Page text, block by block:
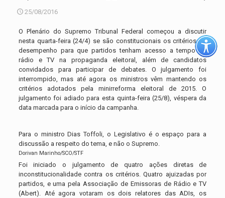
25/08/2016
O Plenário do Supremo Tribunal Federal começou a discutir
nesta quarta-feira (24/4) se são constitucionais os critérios de
desempenho para que partidos tenham acesso a tempo de
rádio e TV na propaganda eleitoral, além de candidatos
convidados para participar de debates. O julgamento foi
interrompido, mas até agora os ministros vêm mantendo os
critérios adotados pela minirreforma eleitoral de 2015. O
julgamento foi adiado para esta quinta-feira (25/8), véspera da
data marcada para o início da campanha.
Para o ministro Dias Toffoli, o Legislativo é o espaço para a
discussão a respeito do tema, e não o Supremo.
Dorivan Marinho/SCO/STF
Foi iniciado o julgamento de quatro ações diretas de
inconstitucionalidade contra os critérios. Quatro ajuizadas por
partidos, e uma pela Associação de Emissoras de Rádio e TV
(Abert). Até agora votaram os dois relatores das ADIs, os